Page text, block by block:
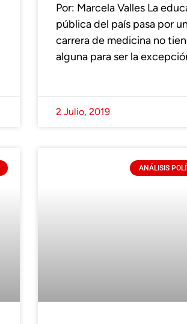
Por: Marcela Valles La
pública del país pasa por
carrera de medicina no
alguna para ser la
2 Julio, 2019
ANÁLISIS